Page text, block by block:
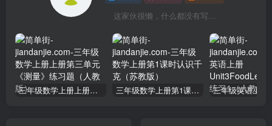
这家伙很懒，什么都没有写...
三年级数学上册上册第三单元《测量》练习题（人教版） 三年级数学上册第1课时认识千克（苏教版）